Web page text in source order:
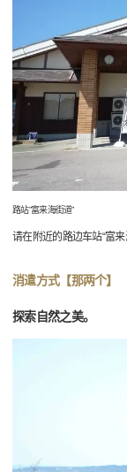
路站”富来海街道”
请在附近的路边车站“富来
消遣方式【那两个】
探索自然之美。